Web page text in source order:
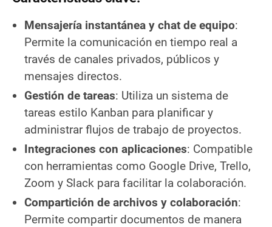
Mensajería instantánea y chat de equipo:
Permite la comunicación en tiempo real a
través de canales privados, públicos y
mensajes directos.
Gestión de tareas: Utiliza un sistema de
tareas estilo Kanban para planificar y
administrar flujos de trabajo de proyectos.
Integraciones con aplicaciones: Compatible
con herramientas como Google Drive, Trello,
Zoom y Slack para facilitar la colaboración.
Compartición de archivos y colaboración:
Permite compartir documentos de manera